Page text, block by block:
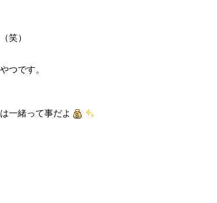
笑）
つです。
一緒って事だよ